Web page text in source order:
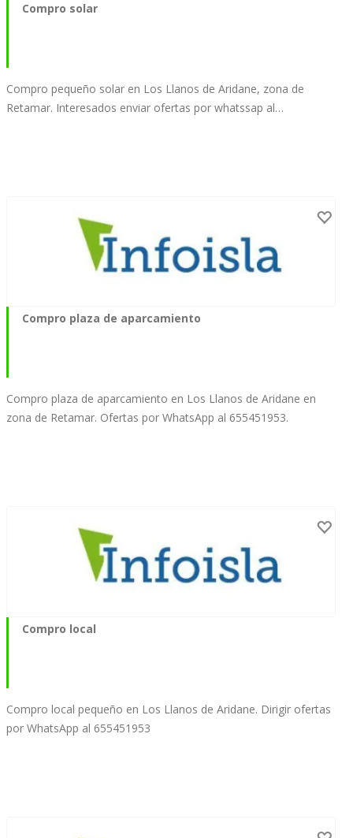
Compro solar
Compro pequeño solar en Los Llanos de Aridane, zona de
Retamar. Interesados enviar ofertas por whatssap al…
Compro plaza de aparcamiento
Compro plaza de aparcamiento en Los Llanos de Aridane en
zona de Retamar. Ofertas por WhatsApp al 655451953.
Compro local
Compro local pequeño en Los Llanos de Aridane. Dirigir ofertas
por WhatsApp al 655451953